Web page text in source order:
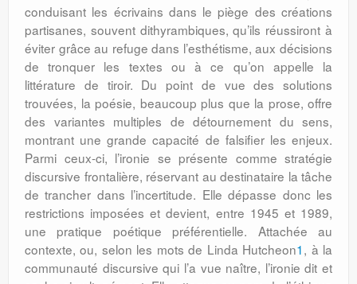
conduisant les écrivains dans le piège des créations
partisanes, souvent dithyrambiques, qu’ils réussiront à
éviter grâce au refuge dans l’esthétisme, aux décisions
de tronquer les textes ou à ce qu’on appelle la
littérature de tiroir. Du point de vue des solutions
trouvées, la poésie, beaucoup plus que la prose, offre
des variantes multiples de détournement du sens,
montrant une grande capacité de falsifier les enjeux.
Parmi ceux-ci, l’ironie se présente comme stratégie
discursive frontalière, réservant au destinataire la tâche
de trancher dans l’incertitude. Elle dépasse donc les
restrictions imposées et devient, entre 1945 et 1989,
une pratique poétique préférentielle. Attachée au
contexte, ou, selon les mots de Linda Hutcheon1, à la
communauté discursive qui l’a vue naître, l’ironie dit et